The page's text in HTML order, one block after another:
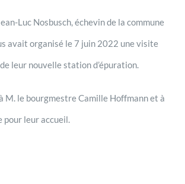
Luc Nosbusch, échevin de la commune
avait organisé le 7 juin 2022 une visite
leur nouvelle station d’épuration.
M. le bourgmestre Camille Hoffmann et à
pour leur accueil.